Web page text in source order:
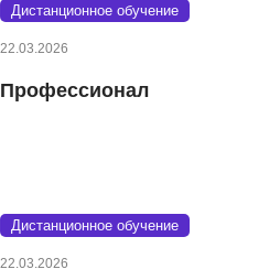
Дистанционное обучение
22.03.2026
Профессионал
Дистанционное обучение
22.03.2026